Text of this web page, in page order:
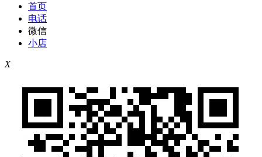
首页
电话
微信
小店
X